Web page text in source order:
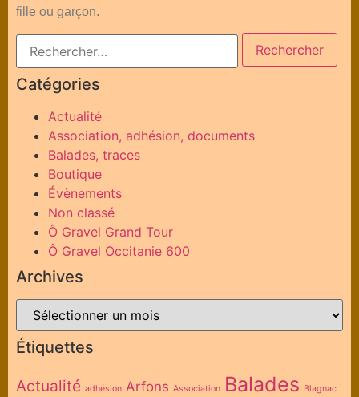
fille ou garçon.
Catégories
Actualité
Association, adhésion, documents
Balades, traces
Boutique
Évènements
Non classé
Ô Gravel Grand Tour
Ô Gravel Occitanie 600
Archives
Étiquettes
Actualité adhésion Arfons Association Balades Blagnac